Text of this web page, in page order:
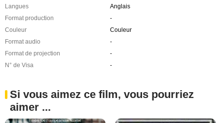
Langues
Anglais
Format production
-
Couleur
Couleur
Format audio
-
Format de projection
-
N° de Visa
-
Si vous aimez ce film, vous pourriez
aimer ...